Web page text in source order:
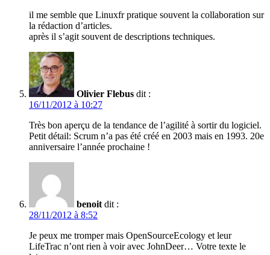
il me semble que Linuxfr pratique souvent la collaboration sur
la rédaction d’articles.
après il s’agit souvent de descriptions techniques.
Olivier Flebus dit :
16/11/2012 à 10:27
Très bon aperçu de la tendance de l’agilité à sortir du logiciel.
Petit détail: Scrum n’a pas été créé en 2003 mais en 1993. 20e
anniversaire l’année prochaine !
benoit dit :
28/11/2012 à 8:52
Je peux me tromper mais OpenSourceEcology et leur
LifeTrac n’ont rien à voir avec JohnDeer… Votre texte le